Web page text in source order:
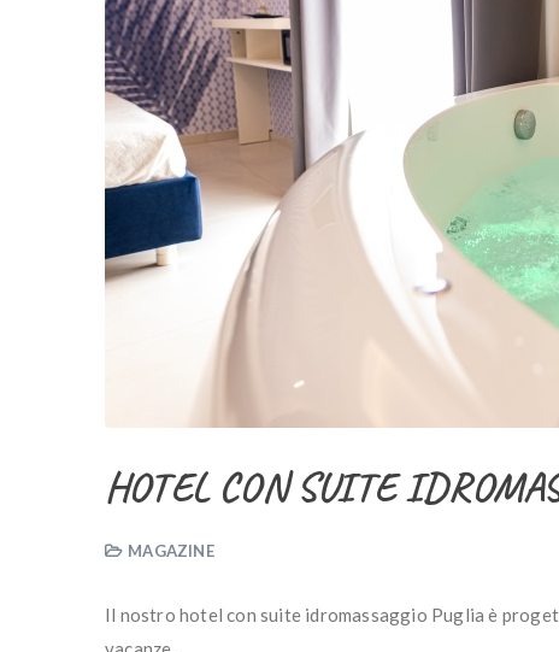
HOTEL CON SUITE
MAGAZINE
Il nostro hotel con suite idromassaggio Puglia è